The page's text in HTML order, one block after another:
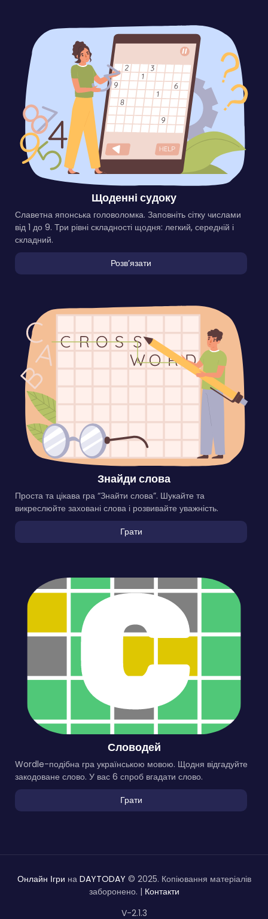
Щоденні судоку
Славетна японська головоломка. Заповніть сітку числами
від 1 до 9. Три рівні складності щодня: легкий, середній і
складний.
Розвʼязати
Знайди слова
Проста та цікава гра “Знайти слова”. Шукайте та
викреслюйте заховані слова і розвивайте уважність.
Грати
Словодей
Wordle-подібна гра українською мовою. Щодня відгадуйте
закодоване слово. У вас 6 спроб вгадати слово.
Грати
Онлайн Ігри на DAYTODAY © 2025. Копіювання матеріалів
заборонено. | Контакти
V-2.1.3